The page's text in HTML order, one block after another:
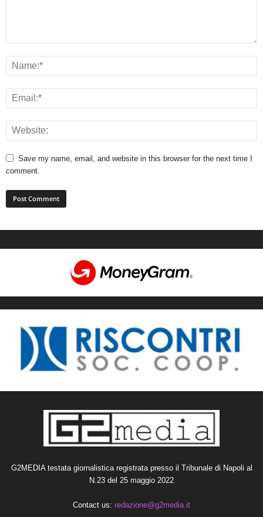
Save my name, email, and website in this browser for the next time I
comment.
G2MEDIA testata giornalistica registrata presso il Tribunale di Napoli al
N.23 del 25 maggio 2022
Contact us: redazione@g2media.it